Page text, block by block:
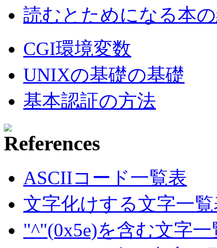
読むとためになる本
CGI環境変数
UNIXの基礎の基礎
基本認証の方法
ASCIIコード一覧表
文字化けする文字一
"^"(0x5e)を含む文字一